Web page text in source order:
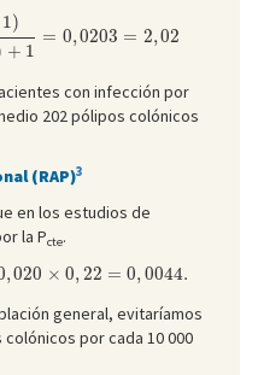
1)
+ 1
= 0,0203 = 2,02
,67
con infección por
202 pólipos colónicos
(RAP)3
en los estudios de
la Pcte.
,020 × 0, 22 = 0, 0044.
×0 ,22= 0,0044.
general, evitaríamos
por cada 10 000